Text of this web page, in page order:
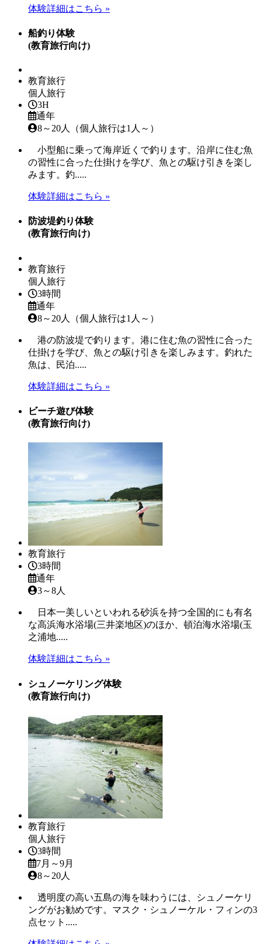
体験詳細はこちら »
船釣り体験
(教育旅行向け)
教育旅行
個人旅行
3H
通年
8～20人（個人旅行は1人～）
小型船に乗って海岸近くで釣ります。沿岸に住む魚
の習性に合った仕掛けを学び、魚との駆け引きを楽し
みます。釣.....
体験詳細はこちら »
防波堤釣り体験
(教育旅行向け)
教育旅行
個人旅行
3時間
通年
8～20人（個人旅行は1人～）
港の防波堤で釣ります。港に住む魚の習性に合った
仕掛けを学び、魚との駆け引きを楽しみます。釣れた
魚は、民泊.....
体験詳細はこちら »
ビーチ遊び体験
(教育旅行向け)
教育旅行
3時間
通年
3～8人
日本一美しいといわれる砂浜を持つ全国的にも有名
な高浜海水浴場(三井楽地区)のほか、頓泊海水浴場(玉
之浦地.....
体験詳細はこちら »
シュノーケリング体験
(教育旅行向け)
教育旅行
個人旅行
3時間
7月～9月
8～20人
透明度の高い五島の海を味わうには、シュノーケリ
ングがお勧めです。マスク・シュノーケル・フィンの3
点セット.....